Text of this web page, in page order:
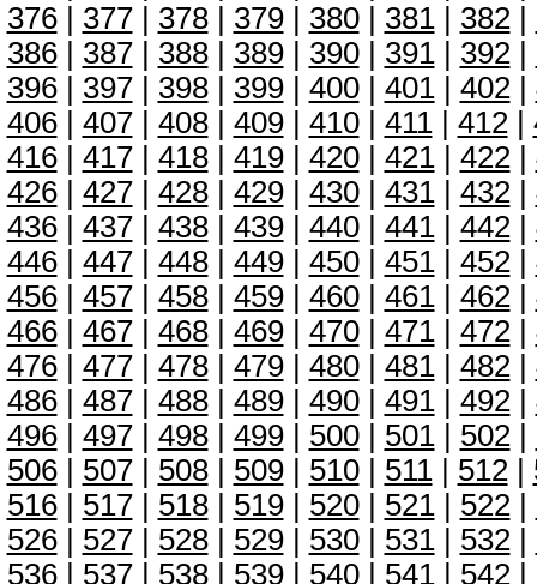
376| 377| 378| 379| 380| 381| 382|
386| 387| 388| 389| 390| 391| 392|
396| 397| 398| 399| 400| 401| 402|
406| 407| 408| 409| 410| 411| 412|
416| 417| 418| 419| 420| 421| 422|
426| 427| 428| 429| 430| 431| 432|
436| 437| 438| 439| 440| 441| 442|
446| 447| 448| 449| 450| 451| 452|
456| 457| 458| 459| 460| 461| 462|
466| 467| 468| 469| 470| 471| 472|
476| 477| 478| 479| 480| 481| 482|
486| 487| 488| 489| 490| 491| 492|
496| 497| 498| 499| 500| 501| 502|
506| 507| 508| 509| 510| 511| 512|
516| 517| 518| 519| 520| 521| 522|
526| 527| 528| 529| 530| 531| 532|
536| 537| 538| 539| 540| 541| 542|